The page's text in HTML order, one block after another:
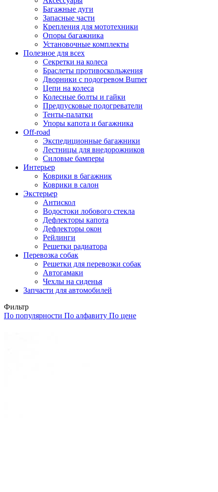
Багажные дуги
Запасные части
Крепления для мототехники
Опоры багажника
Установочные комплекты
Полезное для всех
Секретки на колеса
Браслеты противоскольжения
Дворники с подогревом Burner
Цепи на колеса
Колесные болты и гайки
Предпусковые подогреватели
Тенты-палатки
Упоры капота и багажника
Off-road
Экспедиционные багажники
Лестницы для внедорожников
Силовые бамперы
Интерьер
Коврики в багажник
Коврики в салон
Экстерьер
Антискол
Водостоки лобового стекла
Дефлекторы капота
Дефлекторы окон
Рейлинги
Решетки радиатора
Перевозка собак
Решетки для перевозки собак
Автогамаки
Чехлы на сиденья
Запчасти для автомобилей
Фильтр
По популярности По алфавиту По цене